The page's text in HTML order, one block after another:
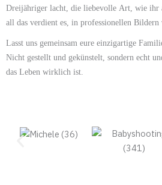
Dreijähriger lacht, die liebevolle Art, wie ihr
all das verdient es, in professionellen Bildern
Lasst uns gemeinsam eure einzigartige
Nicht gestellt und gekünstelt, sondern echt
das Leben wirklich ist.